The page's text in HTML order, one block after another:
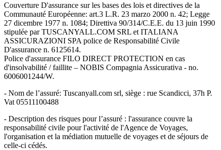
Couverture D'assurance sur les bases des lois et directives de la
Communauté Européenne: art.3 L.R. 23 marzo 2000 n. 42; Legge
27 dicembre 1977 n. 1084; Direttiva 90/314/C.E.E. du 13 juin 1990
stipulée par TUSCANYALL.COM SRL et ITALIANA
ASSICURAZIONI SPA police de Responsabilité Civile
D'assurance n. 6125614.
Police d'assurance FILO DIRECT PROTECTION en cas
d'insolvabilité / faillite – NOBIS Compagnia Assicurativa - no.
6006001244/W.
- Nom de l’assuré: Tuscanyall.com srl, siège : rue Scandicci, 37h P.
Vat 05511100488
- Description des risques pour l’assuré : l'assurance couvre la
responsabilité civile pour l'activité de l'Agence de Voyages,
l'organisation et la médiation mutuelle de voyages et de séjours de
celle-ci cédés.